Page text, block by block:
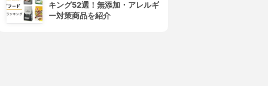
キング52選！無添加・アレルギ
ー対策商品を紹介